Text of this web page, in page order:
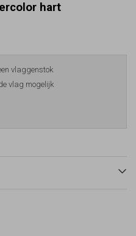
hart
vlaggenstok
vlag mogelijk